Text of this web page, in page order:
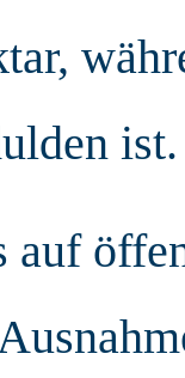
ist.
auf